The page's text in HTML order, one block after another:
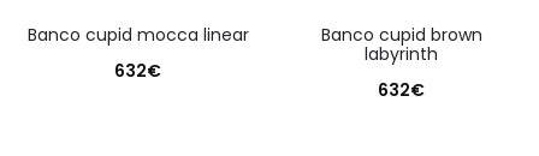
banco cupid mocca linear
632€
banco cupid brown
labyrinth
632€